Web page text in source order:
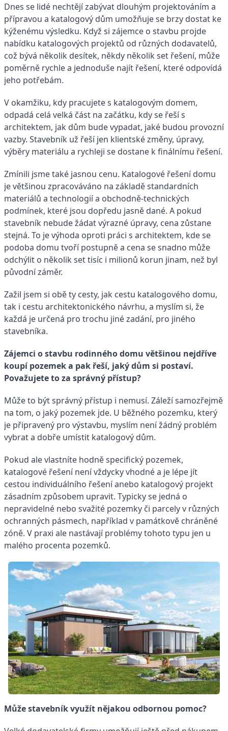
Dnes se lidé nechtějí zabývat dlouhým projektováním a
přípravou a katalogový dům umožňuje se brzy dostat ke
kýženému výsledku. Když si zájemce o stavbu projde
nabídku katalogových projektů od různých dodavatelů,
což bývá několik desítek, někdy několik set řešení, může
poměrně rychle a jednoduše najít řešení, které odpovídá
jeho potřebám.
V okamžiku, kdy pracujete s katalogovým domem,
odpadá celá velká část na začátku, kdy se řeší s
architektem, jak dům bude vypadat, jaké budou provozní
vazby. Stavebník už řeší jen klientské změny, úpravy,
výběry materiálu a rychleji se dostane k finálnímu řešení.
Zmínili jsme také jasnou cenu. Katalogové řešení domu
je většinou zpracováváno na základě standardních
materiálů a technologií a obchodně-technických
podmínek, které jsou dopředu jasně dané. A pokud
stavebník nebude žádat výrazné úpravy, cena zůstane
stejná. To je výhoda oproti práci s architektem, kde se
podoba domu tvoří postupně a cena se snadno může
odchýlit o několik set tisíc i milionů korun jinam, než byl
původní záměr.
Zažil jsem si obě ty cesty, jak cestu katalogového domu,
tak i cestu architektonického návrhu, a myslím si, že
každá je určená pro trochu jiné zadání, pro jiného
stavebníka.
Zájemci o stavbu rodinného domu většinou nejdříve
koupí pozemek a pak řeší, jaký dům si postaví.
Považujete to za správný přístup?
Může to být správný přístup i nemusí. Záleží samozřejmě
na tom, o jaký pozemek jde. U běžného pozemku, který
je připravený pro výstavbu, myslím není žádný problém
vybrat a dobře umístit katalogový dům.
Pokud ale vlastníte hodně specifický pozemek,
katalogové řešení není vždycky vhodné a je lépe jít
cestou individuálního řešení anebo katalogový projekt
zásadním způsobem upravit. Typicky se jedná o
nepravidelné nebo svažité pozemky či parcely v různých
ochranných pásmech, například v památkově chráněné
zóně. V praxi ale nastávají problémy tohoto typu jen u
malého procenta pozemků.
Může stavebník využít nějakou odbornou pomoc?